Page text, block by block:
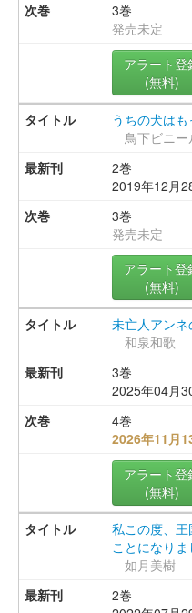
3巻
発売未定
アラート登
(無料)
うちの犬は
鳥下ビニー
2巻
2019年12月
3巻
発売未定
アラート登
(無料)
未亡人アンネ
和泉和歌
3巻
2025年04月
4巻
2026年11月
アラート登
(無料)
私この度、
ことになり
如月美樹
2巻